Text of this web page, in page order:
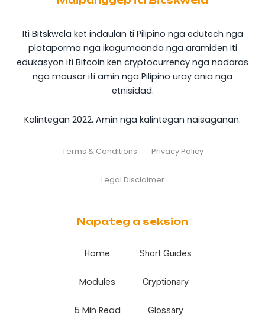
Iti Bitskwela ket indaulan ti Pilipino nga edutech nga
plataporma nga ikagumaanda nga aramiden iti
edukasyon iti Bitcoin ken cryptocurrency nga nadaras
nga mausar iti amin nga Pilipino uray ania nga
etnisidad.
Kalintegan 2022. Amin nga kalintegan naisaganan.
Terms & Conditions Privacy Policy
Legal Disclaimer
Napateg a seksion
Home
Modules
5 Min Read
Short Guides
Cryptionary
Glossary